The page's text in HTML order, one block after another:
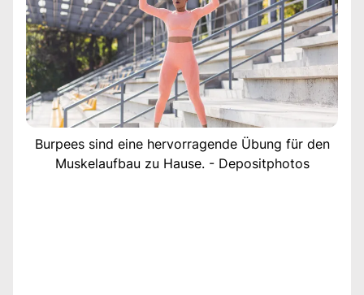
Burpees sind eine hervorragende Übung für den
Muskelaufbau zu Hause. - Depositphotos